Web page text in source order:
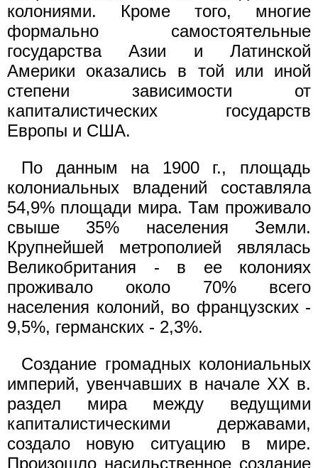
колониями. Кроме того, многие
формально самостоятельные
государства Азии и Латинской
Америки оказались в той или иной
степени зависимости от
капиталистических государств
Европы и США.
По данным на 1900 г., площадь
колониальных владений составляла
54,9% площади мира. Там проживало
свыше 35% населения Земли.
Крупнейшей метрополией являлась
Великобритания - в ее колониях
проживало около 70% всего
населения колоний, во французских -
9,5%, германских - 2,3%.
Создание громадных колониальных
империй, увенчавших в начале XX в.
раздел мира между ведущими
капиталистическими державами,
создало новую ситуацию в мире.
Произошло насильственное создание